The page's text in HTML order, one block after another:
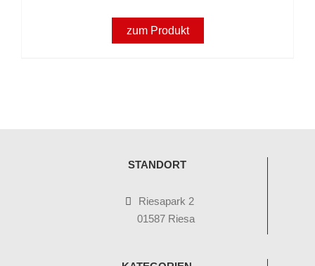
zum Produkt
STANDORT
Riesapark 2
01587 Riesa